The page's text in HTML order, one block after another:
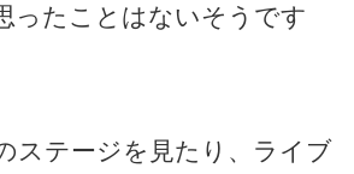
ったことはないそうです
ステージを見たり、ライブ